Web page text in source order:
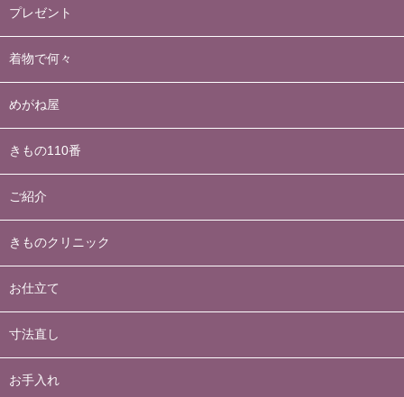
プレゼント
着物で何々
めがね屋
きもの110番
ご紹介
きものクリニック
お仕立て
寸法直し
お手入れ